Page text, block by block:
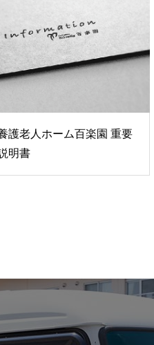
護老人ホーム百楽園 重要
明書